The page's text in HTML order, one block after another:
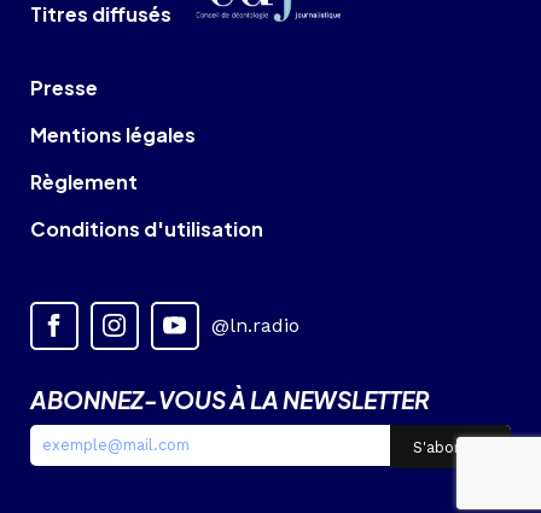
Titres diffusés
Presse
Mentions légales
Règlement
Conditions d'utilisation
@ln.radio
ABONNEZ-VOUS À LA NEWSLETTER